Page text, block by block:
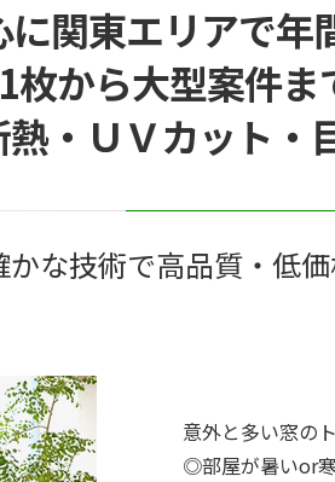
関東エリアで
枚から大型案件
・ＵＶカット・
かな技術で高品質・低
意外と多い窓の
◎部屋が暑いor